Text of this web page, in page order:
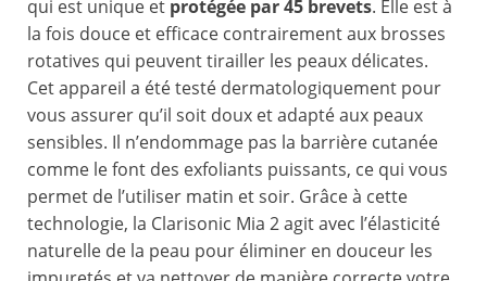
qui est unique et protégée par 45 brevets. Elle est à
la fois douce et efficace contrairement aux brosses
rotatives qui peuvent tirailler les peaux délicates.
Cet appareil a été testé dermatologiquement pour
vous assurer qu’il soit doux et adapté aux peaux
sensibles. Il n’endommage pas la barrière cutanée
comme le font des exfoliants puissants, ce qui vous
permet de l’utiliser matin et soir. Grâce à cette
technologie, la Clarisonic Mia 2 agit avec l’élasticité
naturelle de la peau pour éliminer en douceur les